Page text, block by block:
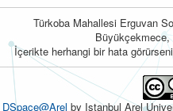
Türkoba Mahallesi Erguvan
İçerikte herhangi bir hata
DSpace@Arel by Istanbul Arel